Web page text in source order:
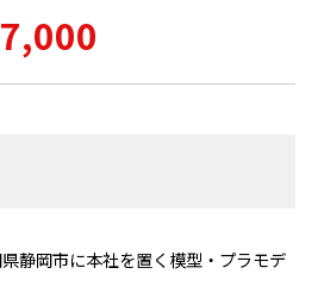
静岡市に本社を置く模型・プラモデ